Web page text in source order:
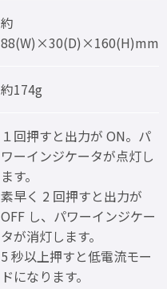
約
88(W)×30(D)×160(H)mm
約174g
１回押すと出力が ON。パ
ワーインジケータが点灯し
ます。
素早く 2 回押すと出力が
OFF し、パワーインジケー
タが消灯します。
5 秒以上押すと低電流モー
ドになります。